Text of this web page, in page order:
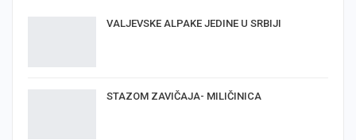
VALJEVSKE ALPAKE JEDINE U SRBIJI
STAZOM ZAVIČAJA- MILIČINICA